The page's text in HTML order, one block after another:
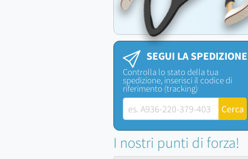
SEGUI LA SPEDIZIONE
Controlla lo stato della tua
spedizione, inserisci il codice di
riferimento (tracking)
I nostri punti di forza!